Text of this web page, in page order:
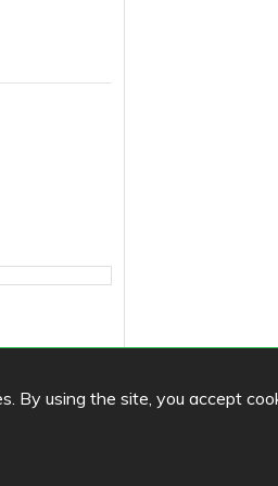
By using the site, you accept